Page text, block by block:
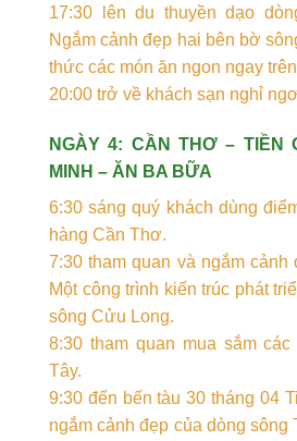
17:30 lên du thuyền dạo
Ngắm cảnh đẹp hai bên bờ
thức các món ăn ngon ngay
20:00 trở về khách sạn nghỉ
NGÀY 4: CẦN THƠ – TIỀN
MINH – ĂN BA BỮA
6:30 sáng quý khách dùng
hàng Cần Thơ.
7:30 tham quan và ngắm cảnh
Một công trình kiến trúc phát
sông Cửu Long.
8:30 tham quan mua sắm
Tây.
9:30 đến bến tàu 30 tháng 04
ngắm cảnh đẹp của dòng sông